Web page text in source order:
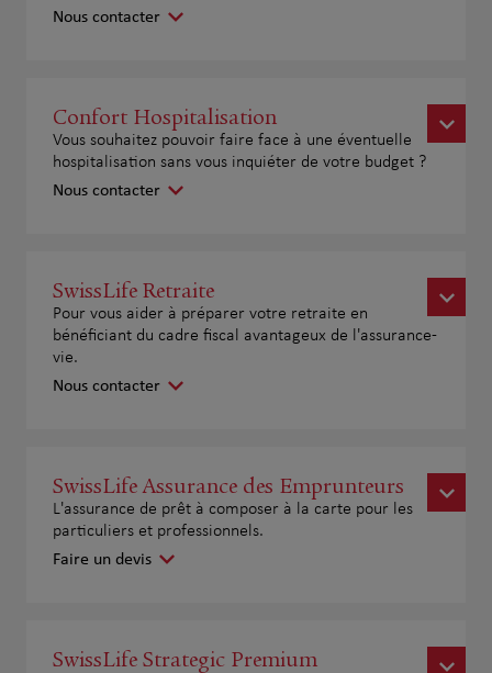
Nous contacter
Confort Hospitalisation
Vous souhaitez pouvoir faire face à une éventuelle
hospitalisation sans vous inquiéter de votre budget ?
Nous contacter
SwissLife Retraite
Pour vous aider à préparer votre retraite en
bénéficiant du cadre fiscal avantageux de l'assurance-
vie.
Nous contacter
SwissLife Assurance des Emprunteurs
L'assurance de prêt à composer à la carte pour les
particuliers et professionnels.
Faire un devis
SwissLife Strategic Premium